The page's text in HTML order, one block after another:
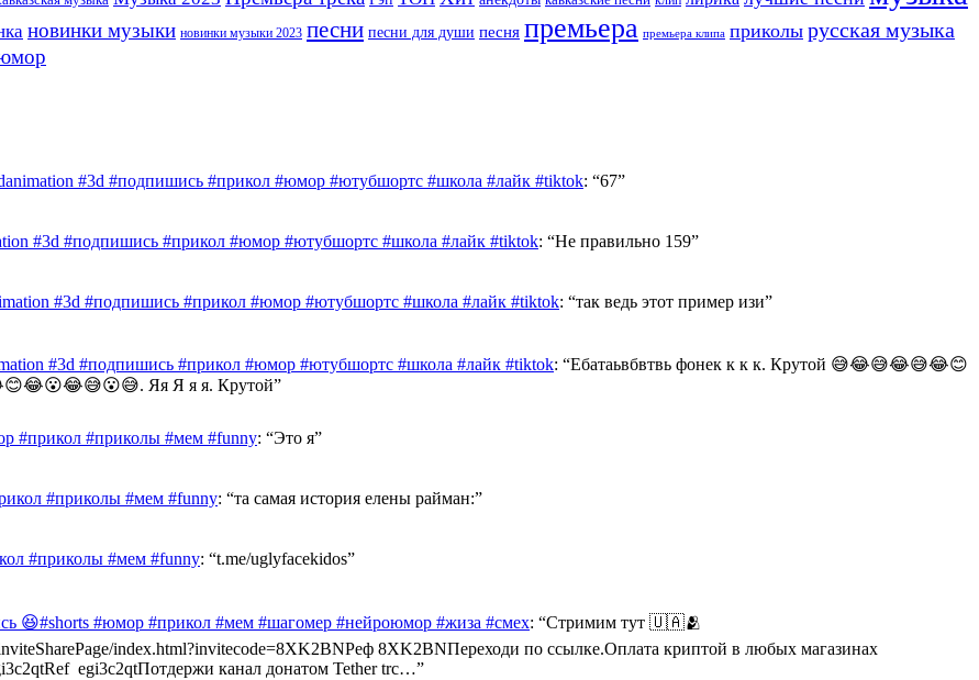
новинки музыки новинки музыки 2023 песни песни для души песня премьера премьера клипа приколы русская музыка
#3d #подпишись #прикол #юмор #ютубшортс #школа #лайк #tiktok: “67”
#3d #подпишись #прикол #юмор #ютубшортс #школа #лайк #tiktok: “Не правильно 159”
#3d #подпишись #прикол #юмор #ютубшортс #школа #лайк #tiktok: “так ведь этот пример изи”
#3d #подпишись #прикол #юмор #ютубшортс #школа #лайк #tiktok: “Ебатаьвбвтвь фонек к к к. Крутой 😅😂😅😂😅😂😊
Яя Я я я. Крутой”
#прикол #приколы #мем #funny: “Это я”
#приколы #мем #funny: “та самая история елены райман:”
#приколы #мем #funny: “t.me/uglyfacekidos”
😆#shorts #юмор #прикол #мем #шагомер #нейроюмор #жиза #смех: “Стримим тут 🇺🇦🫂
index.html?invitecode=8XK2BNРеф 8XK2BNПереходи по ссылке.Оплата криптой в любых магазинах
egi3c2qtПотдержи канал донатом Tether trc…”